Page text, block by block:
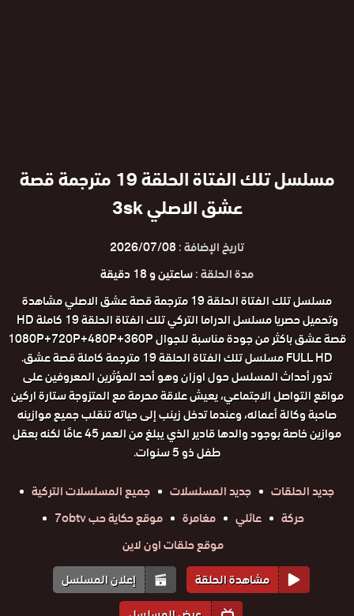
مسلسل تلك الفتاة الحلقة 19 مترجمة قصة
عشق الاصلي 3sk
تاريخ الإضافة :2026/07/08
مدة الحلقة :ساعتين و 18 دقيقة
مسلسل تلك الفتاة الحلقة 19 مترجمة قصة عشق الاصلي مشاهدة
وتحميل حصريا مسلسل الدراما التركي تلك الفتاة الحلقة 19 كاملة HD
قصة عشق باكثر من جودة مناسبة للجوال 1080P+720P+480P+360P
FULL HD مسلسل تلك الفتاة الحلقة 19 مترجمة كاملة قصة عشق.
تدور أحداث المسلسل حول اوزان وهو أحد المؤثرين المعروفين على
مواقع التواصل الاجتماعي، يعيش علاقة محرمة مع المتزوجة ستارة اركين
صاحبة وكالة أعماله، وعندما تدخل زينب إلى حياته تنقلب جميع موازينه
موازين خاصة بوجود والدها قادير الذي يبلغ من العمر 45 عامًا لكنه بعقل
طفل ذو 5 سنوات.
جديد الحلقات
جديد المسلسلات
جميع المسلسلات التركية
حركة
عائلي مغامرة
موقع حكاية حب 7obtv
موقع حلقات اون لاين
مشاهدة الحلقة
إعلان المسلسل